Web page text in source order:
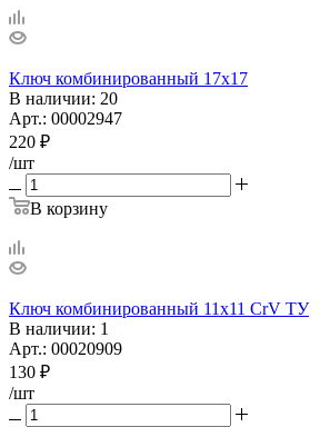
Ключ комбинированный 17х17
В наличии: 20
Арт.: 00002947
220 ₽
/шт
В корзину
Ключ комбинированный 11х11 CrV ТУ
В наличии: 1
Арт.: 00020909
130 ₽
/шт